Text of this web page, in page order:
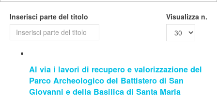
Inserisci parte del titolo Visualizza n.
Al via i lavori di recupero e valorizzazione del
Parco Archeologico del Battistero di San
Giovanni e della Basilica di Santa Maria